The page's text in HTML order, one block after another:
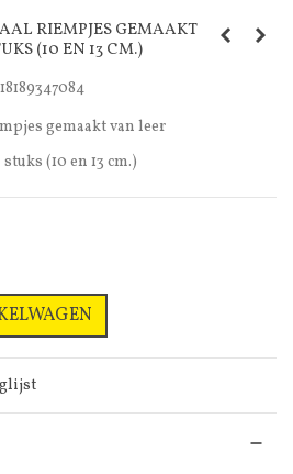
RIEMPJES GEMAAKT
(10 EN 13 CM.)
gemaakt van leer
(10 en 13 cm.)